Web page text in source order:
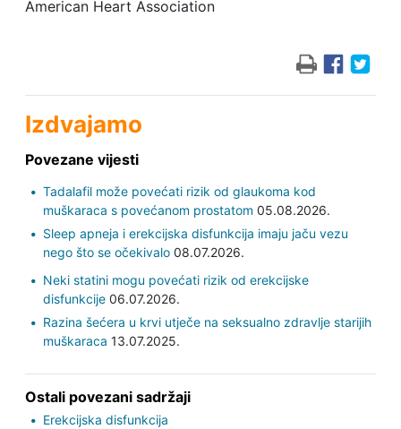
American Heart Association
Izdvajamo
Povezane vijesti
Tadalafil može povećati rizik od glaukoma kod
muškaraca s povećanom prostatom 05.08.2026.
Sleep apneja i erekcijska disfunkcija imaju jaču vezu
nego što se očekivalo08.07.2026.
Neki statini mogu povećati rizik od erekcijske
disfunkcije06.07.2026.
Razina šećera u krvi utječe na seksualno zdravlje starijih
muškaraca 13.07.2025.
Ostali povezani sadržaji
Erekcijska disfunkcija